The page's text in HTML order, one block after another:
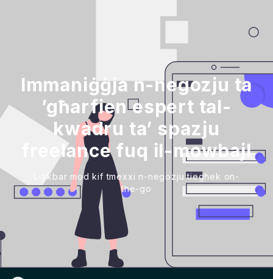
Immaniġġja n-negozju ta
’għarfien espert tal-
kwadru ta’ spazju
freelance fuq il-mowbajl
L-akbar mod kif tmexxi n-negozju tiegħek on-
the-go